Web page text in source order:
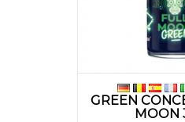
GREEN
MOON